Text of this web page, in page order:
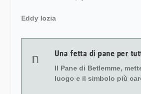
Eddy Iozia
n Una fetta di pane per
Il Pane di Betlemme,
luogo e il simbolo più